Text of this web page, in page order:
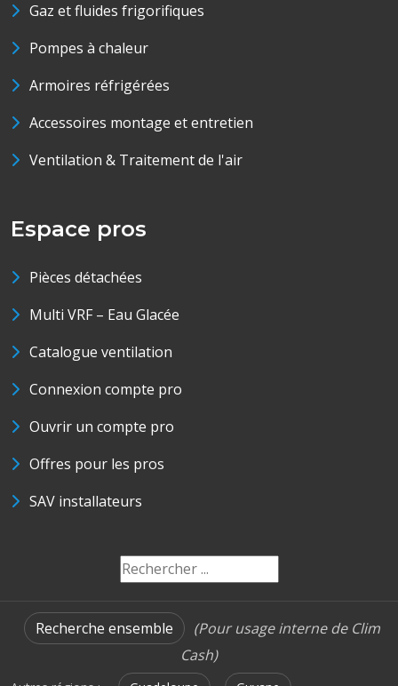
Gaz et fluides frigorifiques
Pompes à chaleur
Armoires réfrigérées
Accessoires montage et entretien
Ventilation & Traitement de l'air
Espace pros
Pièces détachées
Multi VRF – Eau Glacée
Catalogue ventilation
Connexion compte pro
Ouvrir un compte pro
Offres pour les pros
SAV installateurs
Recherche ensemble
(Pour usage interne de Clim
Cash)